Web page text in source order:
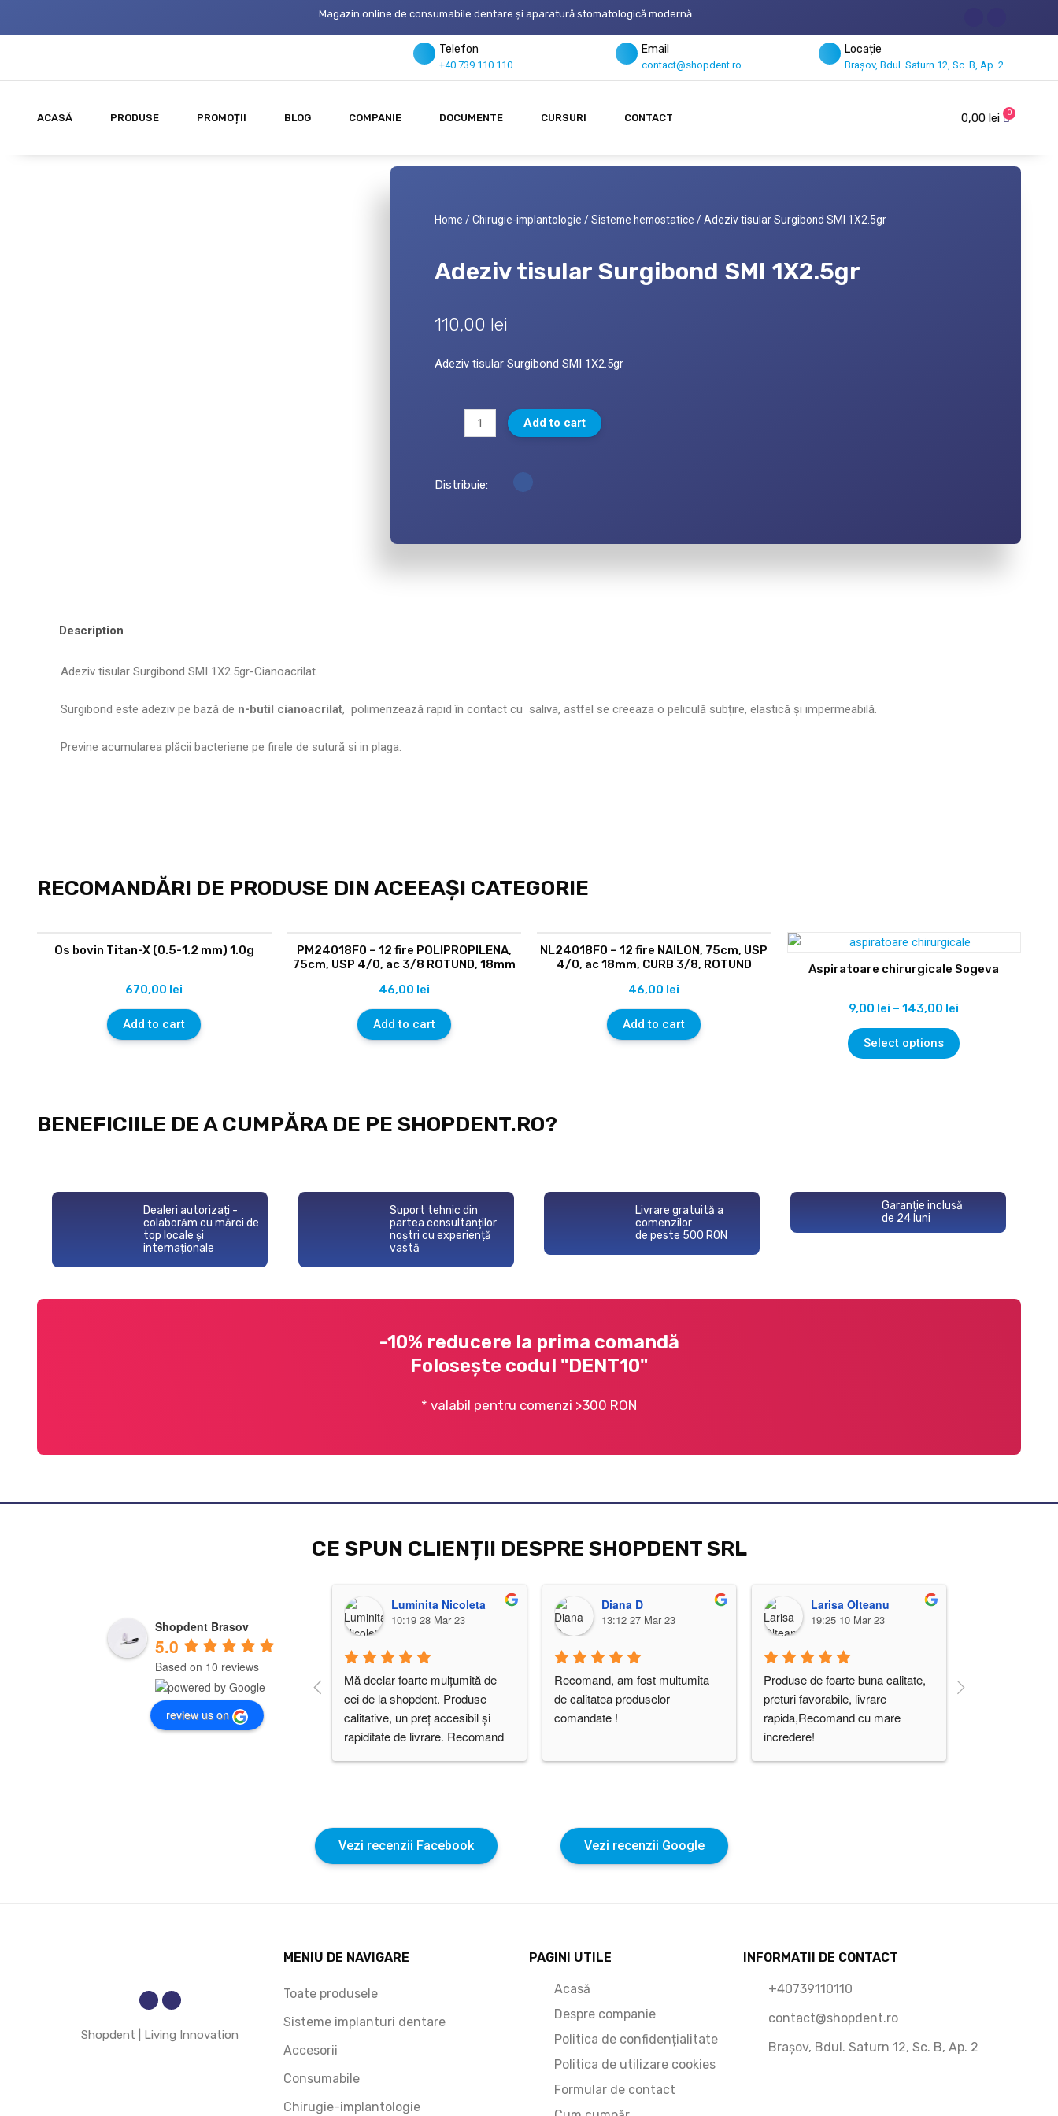
Magazin online de consumabile dentare și aparatură stomatologică modernă
Telefon
+40 739 110 110
Email
contact@shopdent.ro
Locație
Brașov, Bdul. Saturn 12, Sc. B, Ap. 2
ACASĂ PRODUSE PROMOȚII BLOG COMPANIE DOCUMENTE CURSURI CONTACT 0,00 lei 0
Home /Chirugie-implantologie /Sisteme hemostatice / Adeziv tisular Surgibond SMI 1X2.5gr
Adeziv tisular Surgibond SMI 1X2.5gr
110,00 lei
Adeziv tisular Surgibond SMI 1X2.5gr
Add to cart
Distribuie:
Description
Adeziv tisular Surgibond SMI 1X2.5gr-Cianoacrilat.
Surgibond este adeziv pe bază de n-butil cianoacrilat, polimerizează rapid în contact cu saliva, astfel se creeaza o peliculă subțire, elastică și impermeabilă.
Previne acumularea plăcii bacteriene pe firele de sutură si in plaga.
RECOMANDĂRI DE PRODUSE DIN ACEEAȘI CATEGORIE
Os bovin Titan-X (0.5-1.2 mm) 1.0g
670,00 lei
Add to cart
PM24018F0 – 12 fire POLIPROPILENA,
75cm, USP 4/0, ac 3/8 ROTUND, 18mm
46,00 lei
Add to cart
NL24018F0 – 12 fire NAILON, 75cm, USP
4/0, ac 18mm, CURB 3/8, ROTUND
46,00 lei
Add to cart
Aspiratoare chirurgicale Sogeva
9,00 lei –143,00 lei
Select options
BENEFICIILE DE A CUMPĂRA DE PE SHOPDENT.RO?
Dealeri autorizați -
colaborăm cu mărci de
top locale și
internaționale
Suport tehnic din
partea consultanților
noștri cu experiență
vastă
Livrare gratuită a
comenzilor
de peste 500 RON
Garanție inclusă
de 24 luni
-10% reducere la prima comandă
Folosește codul "DENT10"
* valabil pentru comenzi >300 RON
CE SPUN CLIENȚII DESPRE SHOPDENT SRL
Shopdent Brasov
5.0
Based on 10 reviews
review us on
Luminita Nicoleta
10:19 28 Mar 23
Mă declar foarte mulțumită de
cei de la shopdent. Produse
calitative, un preț accesibil și
rapiditate de livrare. Recomand
Diana D
13:12 27 Mar 23
Recomand, am fost multumita
de calitatea produselor
comandate !
Larisa Olteanu
19:25 10 Mar 23
Produse de foarte buna calitate,
preturi favorabile, livrare
rapida,Recomand cu mare
incredere!
Vezi recenzii Facebook Vezi recenzii Google
Shopdent | Living Innovation
MENIU DE NAVIGARE
Toate produsele
Sisteme implanturi dentare
Accesorii
Consumabile
Chirugie-implantologie
PAGINI UTILE
Acasă
Despre companie
Politica de confidențialitate
Politica de utilizare cookies
Formular de contact
INFORMATII DE CONTACT
+40739110110
contact@shopdent.ro
Brașov, Bdul. Saturn 12, Sc. B, Ap. 2